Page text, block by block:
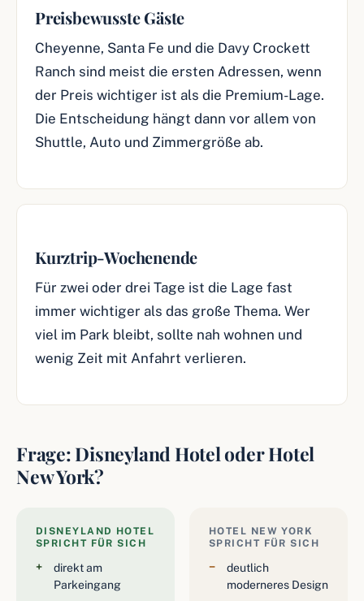
Preisbewusste Gäste
Cheyenne, Santa Fe und die Davy Crockett
Ranch sind meist die ersten Adressen, wenn
der Preis wichtiger ist als die Premium-Lage.
Die Entscheidung hängt dann vor allem von
Shuttle, Auto und Zimmergröße ab.
Kurztrip-Wochenende
Für zwei oder drei Tage ist die Lage fast
immer wichtiger als das große Thema. Wer
viel im Park bleibt, sollte nah wohnen und
wenig Zeit mit Anfahrt verlieren.
Frage: Disneyland Hotel oder Hotel
New York?
DISNEYLAND HOTEL
SPRICHT FÜR SICH
direkt am
Parkeingang
HOTEL NEW YORK
SPRICHT FÜR SICH
deutlich
moderneres Design